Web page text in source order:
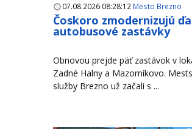
07.08.2026 08:28:12 Mesto Brezno
Čoskoro zmodernizujú
autobusové zastávky
Obnovou prejde päť zastávok v
Zadné Halny a Mazorníkovo.
služby Brezno už začali s ...